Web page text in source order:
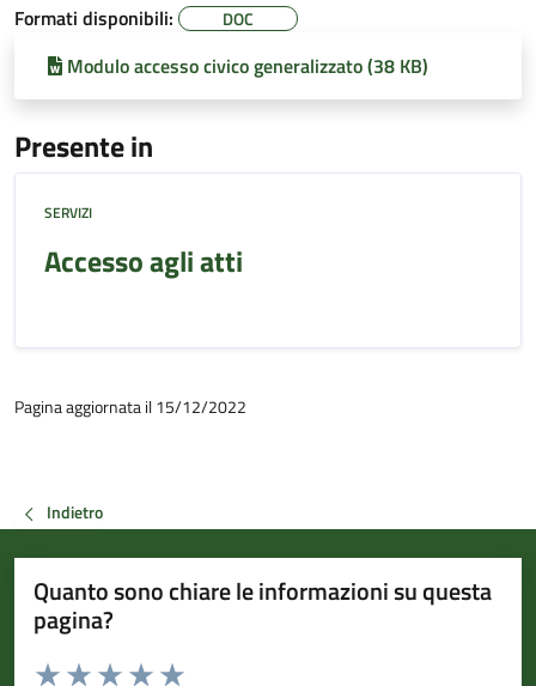
Formati disponibili: DOC
Modulo accesso civico generalizzato (38 KB)
Presente in
SERVIZI
Accesso agli atti
Pagina aggiornata il 15/12/2022
Indietro
Quanto sono chiare le informazioni su questa
pagina?
Valuta da 1 a 5 stelle la pagina